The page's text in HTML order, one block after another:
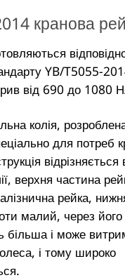
кранова
YB/T5055-
від 690 до 1080
колія,
для потреб
відрізняється
верхня частина
рейка,
малий, через його
більша і може
і тому широко